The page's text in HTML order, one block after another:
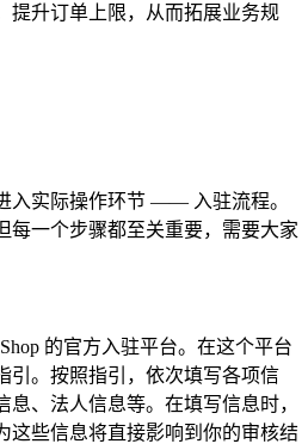
提升订单上限，从而拓展业务规
入实际操作环节 —— 入驻流程。
每一个步骤都至关重要，需要大家
的官方入驻平台。在这个平台
引。按照指引，依次填写各项信
、法人信息等。在填写信息时，
这些信息将直接影响到你的审核结